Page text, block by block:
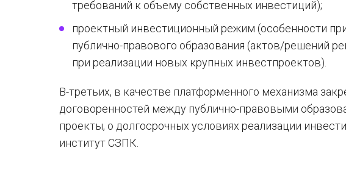
требований к объему собственных инвестиций);
проектный инвестиционный режим (особенности
публично-правового образования (актов/решений
при реализации новых крупных инвестпроектов).
В-третьих, в качестве платформенного механизма
договоренностей между публично-правовыми
проекты, о долгосрочных условиях реализации
институт СЗПК.